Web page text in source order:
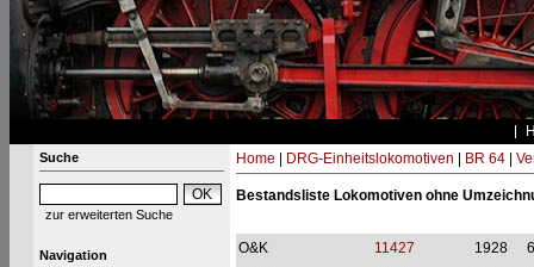
Suche
zur erweiterten Suche
Navigation
Home DRG-Einheitslokomotiven BR 64|
Bestandsliste Lokomotiven ohne
O&K 11427 1928